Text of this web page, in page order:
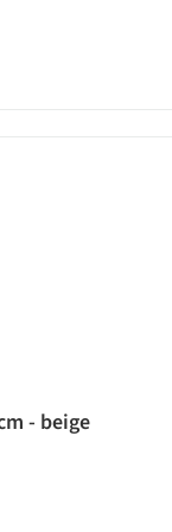
- beige